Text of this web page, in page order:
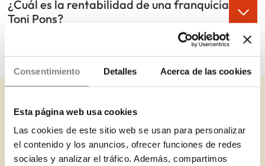
Consentimiento Detalles Acerca de las cookies
Esta página web usa cookies
Las cookies de este sitio web se usan para personalizar
el contenido y los anuncios, ofrecer funciones de redes
sociales y analizar el tráfico. Además, compartimos
¿Cuál es la rentabilidad de una franquicia
Toni Pons?
¿Qué ventajas tiene franquiciarse con
Toni Pons?
¿Representas a Toni Pons?
Completa la información que falta y actualiza los datos.
Completar